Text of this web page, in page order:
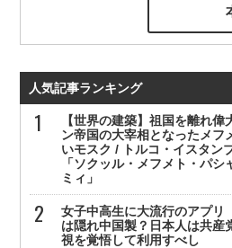
人気記事ランキング
【世界の建築】祖国を離れ偉
ン帝国の大宰相となったメフ
いモスク / トルコ・イスタン
「ソクッル・メフメト・パシ
ミィ」
女子中高生に大流行のアプリ
は隠れ中国製？日本人は共産
視を覚悟して利用すべし